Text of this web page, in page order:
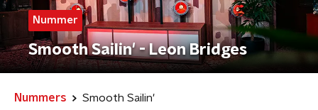
Nummer
Smooth Sailin' - Leon Bridges
Nummers Smooth Sailin'